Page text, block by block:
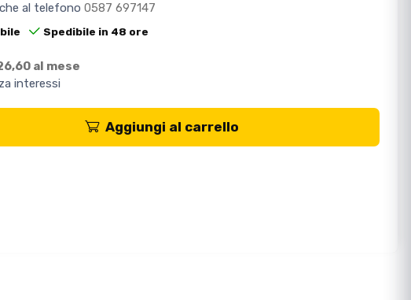
al telefono 0587 697147
Spedibile in 48 ore
al mese
interessi
Aggiungi al carrello